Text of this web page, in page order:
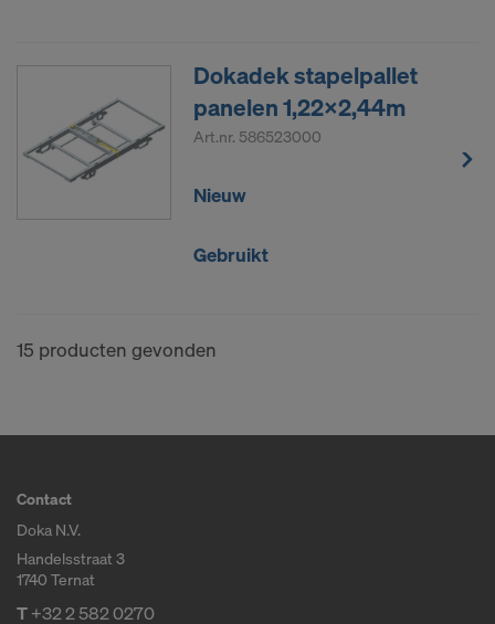
Dokadek stapelpallet
panelen 1,22x2,44m
Art.nr. 586523000
Nieuw
Gebruikt
15 producten gevonden
Contact
Doka N.V.
Handelsstraat 3
1740 Ternat
T+32 2 582 0270